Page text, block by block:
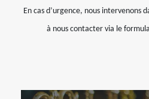
En cas d’urgence, nous intervenons
à nous contacter via le